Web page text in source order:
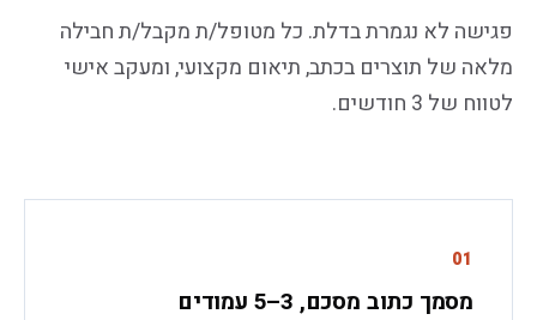
פגישה לא נגמרת בדלת. כל מטופל/ת מקבל/ת חבילה
מלאה של תוצרים בכתב, תיאום מקצועי, ומעקב אישי
לטווח של 3 חודשים.
01
מסמך כתוב מסכם, 3–5 עמודים